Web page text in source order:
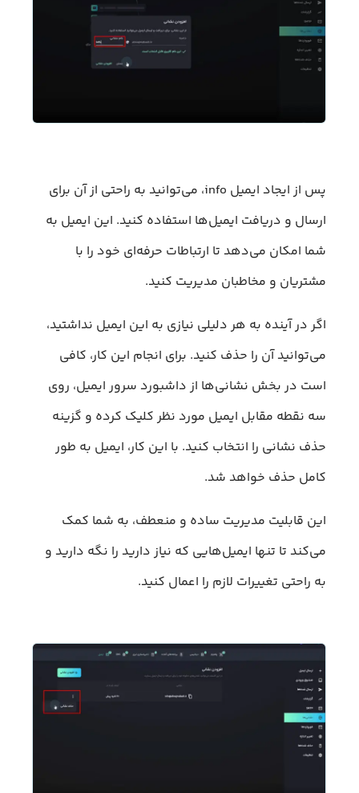
پس از ایجاد ایمیل info، می‌توانید به راحتی از آن برای
ارسال و دریافت ایمیل‌ها استفاده کنید. این ایمیل به
شما امکان می‌دهد تا ارتباطات حرفه‌ای خود را با
مشتریان و مخاطبان مدیریت کنید.
اگر در آینده به هر دلیلی نیازی به این ایمیل نداشتید،
می‌توانید آن را حذف کنید. برای انجام این کار، کافی
است در بخش نشانی‌ها از داشبورد سرور ایمیل، روی
سه نقطه مقابل ایمیل مورد نظر کلیک کرده و گزینه
حذف نشانی را انتخاب کنید. با این کار، ایمیل به طور
کامل حذف خواهد شد.
این قابلیت مدیریت ساده و منعطف، به شما کمک
می‌کند تا تنها ایمیل‌هایی که نیاز دارید را نگه دارید و
به راحتی تغییرات لازم را اعمال کنید.